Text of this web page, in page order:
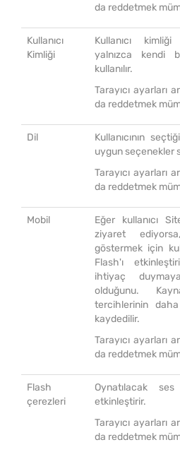
da reddetmek
Kullanıcı
Kimliği
Kullanıcı kimliği
yalnızca kendi
kullanılır.
Tarayıcı ayarları
da reddetmek
Dil
Kullanıcının
uygun seçenekler
Tarayıcı ayarları
da reddetmek
Mobil
Eğer kullanıcı
ziyaret
göstermek için
Flash'ı
ihtiyaç
olduğunu.
tercihlerinin
kaydedilir.
Tarayıcı ayarları
da reddetmek
Flash
çerezleri
Oynatılacak
etkinleştirir.
Tarayıcı ayarları
da reddetmek